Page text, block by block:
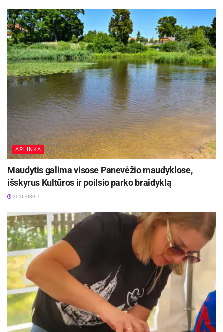
Šaltinis: Kauno rajono savivaldybė
APLINKA
Maudytis galima visose Panevėžio maudyklose,
išskyrus Kultūros ir poilsio parko braidyklą
2026-08-07